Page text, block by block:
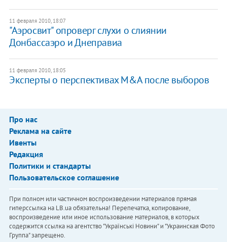
11 февраля 2010, 18:07
"Аэросвит" опроверг слухи о слиянии
Донбассаэро и Днеправиа
11 февраля 2010, 18:05
Эксперты о перспективах M&A после выборов
Про нас
Реклама на сайте
Ивенты
Редакция
Политики и стандарты
Пользовательское соглашение
При полном или частичном воспроизведении материалов прямая
гиперссылка на LB.ua обязательна! Перепечатка, копирование,
воспроизведение или иное использование материалов, в которых
содержится ссылка на агентство "Українськi Новини" и "Украинская Фото
Группа" запрещено.